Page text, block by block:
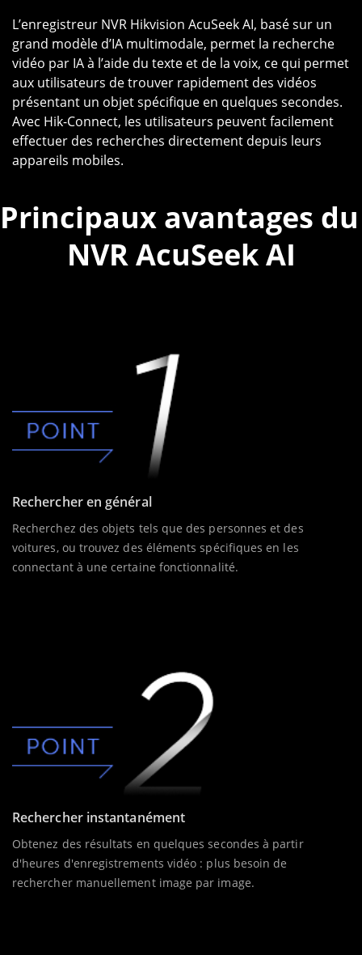
L’enregistreur NVR Hikvision AcuSeek AI, basé sur un
grand modèle d’IA multimodale, permet la recherche
vidéo par IA à l’aide du texte et de la voix, ce qui permet
aux utilisateurs de trouver rapidement des vidéos
présentant un objet spécifique en quelques secondes.
Avec Hik-Connect, les utilisateurs peuvent facilement
effectuer des recherches directement depuis leurs
appareils mobiles.
Principaux avantages du
NVR AcuSeek AI
Rechercher en général
Recherchez des objets tels que des personnes et des
voitures, ou trouvez des éléments spécifiques en les
connectant à une certaine fonctionnalité.
Rechercher instantanément
Obtenez des résultats en quelques secondes à partir
d'heures d'enregistrements vidéo : plus besoin de
rechercher manuellement image par image.